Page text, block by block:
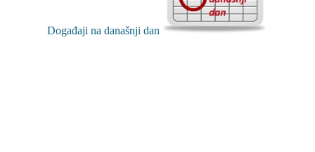
Događaji na današnji dan